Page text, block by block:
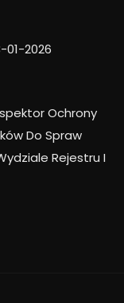
01-2026
Ochrony
Do Spraw
Rejestru I